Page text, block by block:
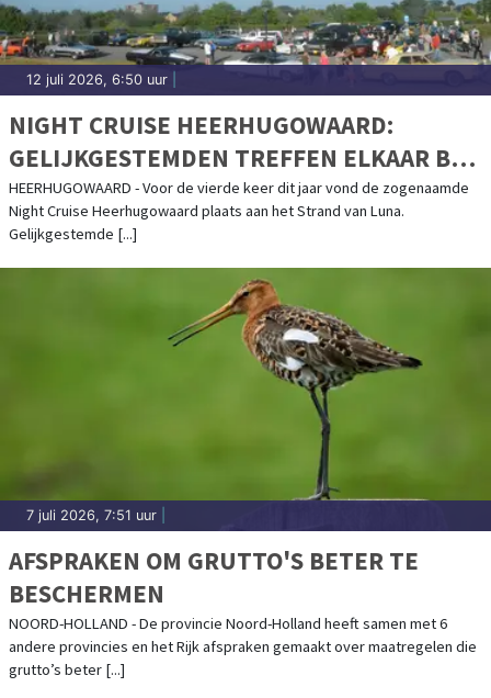
12 juli 2026, 6:50 uur
NIGHT CRUISE HEERHUGOWAARD:
GELIJKGESTEMDEN TREFFEN ELKAAR BIJ
CAR-MEETING STRAND VAN LUNA
HEERHUGOWAARD - Voor de vierde keer dit jaar vond de zogenaamde
Night Cruise Heerhugowaard plaats aan het Strand van Luna.
Gelijkgestemde [...]
7 juli 2026, 7:51 uur
AFSPRAKEN OM GRUTTO'S BETER TE
BESCHERMEN
NOORD-HOLLAND - De provincie Noord-Holland heeft samen met 6
andere provincies en het Rijk afspraken gemaakt over maatregelen die
grutto’s beter [...]